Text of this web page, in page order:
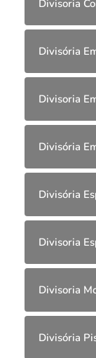
Divisoria
Divisória
Divisoria
Divisória
Divisória
Divisoria
Divisoria
Divisória